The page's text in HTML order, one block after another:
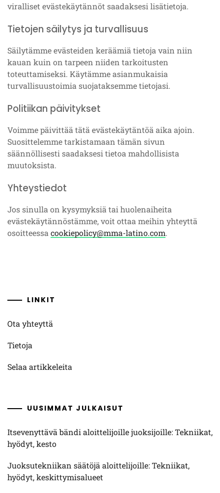
viralliset evästekäytännöt saadaksesi lisätietoja.
Tietojen säilytys ja turvallisuus
Säilytämme evästeiden keräämiä tietoja vain niin
kauan kuin on tarpeen niiden tarkoitusten
toteuttamiseksi. Käytämme asianmukaisia
turvallisuustoimia suojataksemme tietojasi.
Politiikan päivitykset
Voimme päivittää tätä evästekäytäntöä aika ajoin.
Suosittelemme tarkistamaan tämän sivun
säännöllisesti saadaksesi tietoa mahdollisista
muutoksista.
Yhteystiedot
Jos sinulla on kysymyksiä tai huolenaiheita
evästekäytännöstämme, voit ottaa meihin yhteyttä
osoitteessa cookiepolicy@mma-latino.com.
LINKIT
Ota yhteyttä
Tietoja
Selaa artikkeleita
UUSIMMAT JULKAISUT
Itsevenyttävä bändi aloittelijoille juoksijoille: Tekniikat,
hyödyt, kesto
Juoksutekniikan säätöjä aloittelijoille: Tekniikat,
hyödyt, keskittymisalueet